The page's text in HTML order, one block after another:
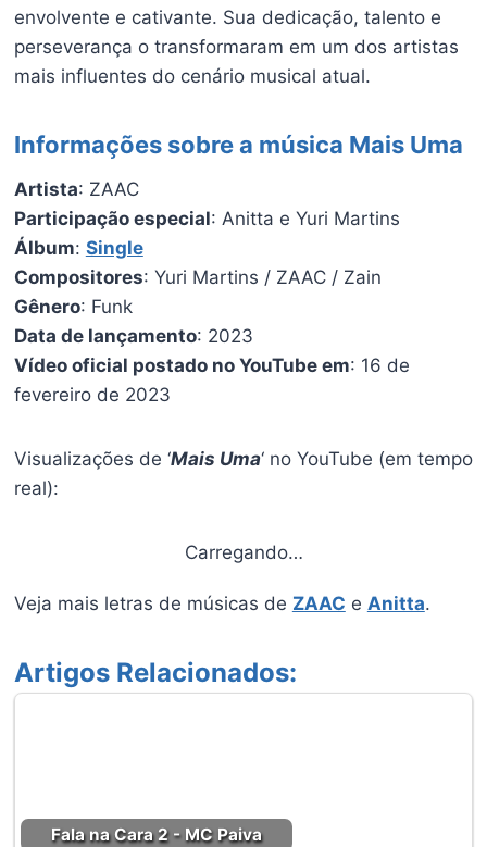
envolvente e cativante. Sua dedicação, talento e
perseverança o transformaram em um dos artistas
mais influentes do cenário musical atual.
Informações sobre a música Mais Uma
Artista: ZAAC
Participação especial: Anitta e Yuri Martins
Álbum: Single
Compositores: Yuri Martins / ZAAC / Zain
Gênero: Funk
Data de lançamento: 2023
Vídeo oficial postado no YouTube em: 16 de
fevereiro de 2023
Visualizações de ‘Mais Uma‘ no YouTube (em tempo
real):
Carregando…
Veja mais letras de músicas de ZAAC e Anitta.
Artigos Relacionados:
Fala na Cara 2 - MC Paiva